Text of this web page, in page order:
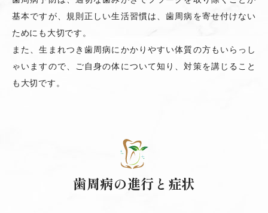
基本ですが、規則正しい生活習慣は、歯周病を寄せ付けない
ためにも大切です。
また、生まれつき歯周病にかかりやすい体質の方もいらっし
ゃいますので、ご自身の体について知り、対策を講じること
も大切です。
歯周病の進行と症状